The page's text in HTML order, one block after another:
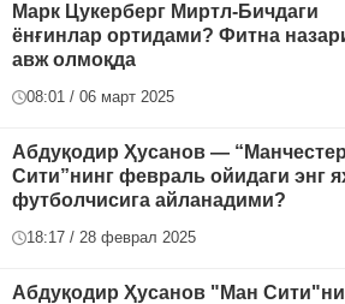
Марк Цукерберг Миртл-Бичдаги
ёнғинлар ортидами? Фитна
авж олмоқда
08:01 / 06 март 2025
Абдуқодир Ҳусанов — “Манчестер
Сити”нинг февраль ойидаги энг
футболчисига айланадими?
18:17 / 28 феврал 2025
Абдуқодир Ҳусанов "Ман